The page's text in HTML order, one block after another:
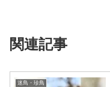
関連記事
迷鳥・珍鳥